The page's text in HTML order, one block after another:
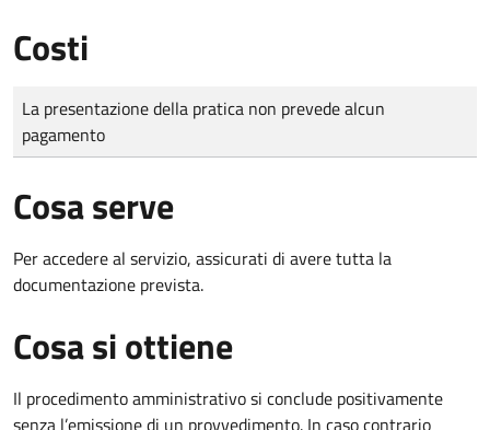
Costi
Tipo di pagamento
Importo
La presentazione della pratica non prevede alcun
pagamento
Cosa serve
Per accedere al servizio, assicurati di avere tutta la
documentazione prevista.
Cosa si ottiene
Il procedimento amministrativo si conclude positivamente
senza l’emissione di un provvedimento. In caso contrario